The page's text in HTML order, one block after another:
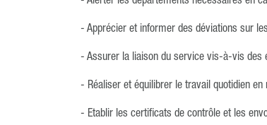
- Apprécier et informer des déviations sur
- Assurer la liaison du service vis-à-vis des
- Réaliser et équilibrer le travail quotidien
- Etablir les certificats de contrôle et les